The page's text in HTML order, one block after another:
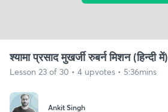
श्यामा प्रसाद मुखर्जी रुबर्न मिशन (हिन्दी में)
Lesson 23 of 30 • 4 upvotes • 5:36mins
Ankit Singh